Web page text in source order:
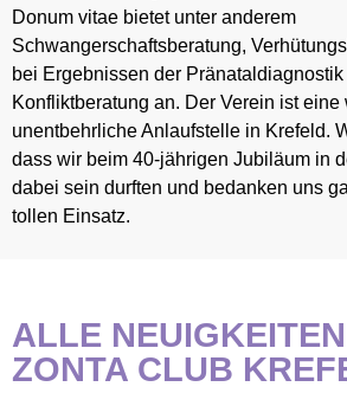
Donum vitae bietet unter anderem
Schwangerschaftsberatung,
bei Ergebnissen der Pränataldiagnostik
Konfliktberatung an. Der Verein ist eine
unentbehrliche Anlaufstelle in Krefeld.
dass wir beim 40-jährigen Jubiläum in
dabei sein durften und bedanken uns
tollen Einsatz.
ALLE
ZONTA CLUB